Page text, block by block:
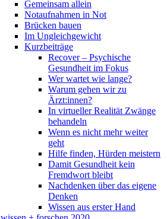
Gemeinsam allein
Notaufnahmen in Not
Brücken bauen
Im Ungleichgewicht
Kurzbeiträge
Recover – Psychische
Gesundheit im Fokus
Wer wartet wie lange?
Warum gehen wir zu
Ärzt:innen?
In virtueller Realität Zwänge
behandeln
Wenn es nicht mehr weiter
geht
Hilfe finden, Hürden meistern
Damit Gesundheit kein
Fremdwort bleibt
Nachdenken über das eigene
Denken
Wissen aus erster Hand